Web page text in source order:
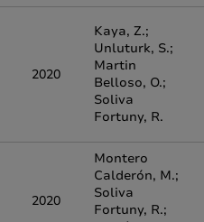
2020
Kaya, Z.;
Unluturk, S.;
Martin
Belloso, O.;
Soliva
Fortuny, R.
2020
Montero
Calderón, M.;
Soliva
Fortuny, R.;